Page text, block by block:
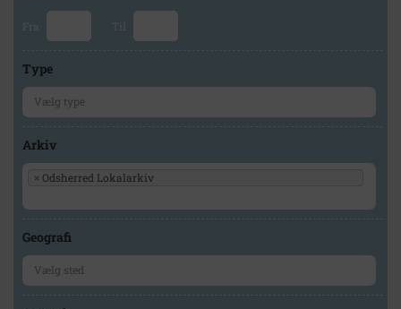
Fra Til
Type
Arkiv
× Odsherred Lokalarkiv
Geografi